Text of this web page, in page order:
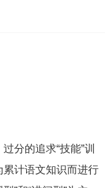
分的追求“技能”训
计语文知识而进行